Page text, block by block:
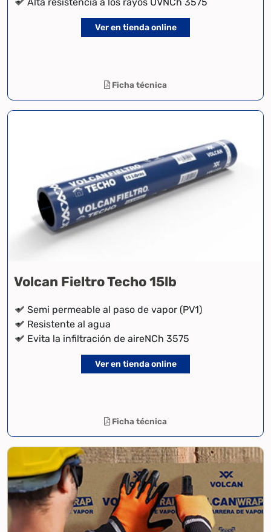
Ver en tienda online
Ficha técnica
Volcan Fieltro Techo 15lb
Semi permeable al paso de vapor (PV1)
Resistente al agua
Evita la infiltración de aireNCh 3575
Ver en tienda online
Ficha técnica